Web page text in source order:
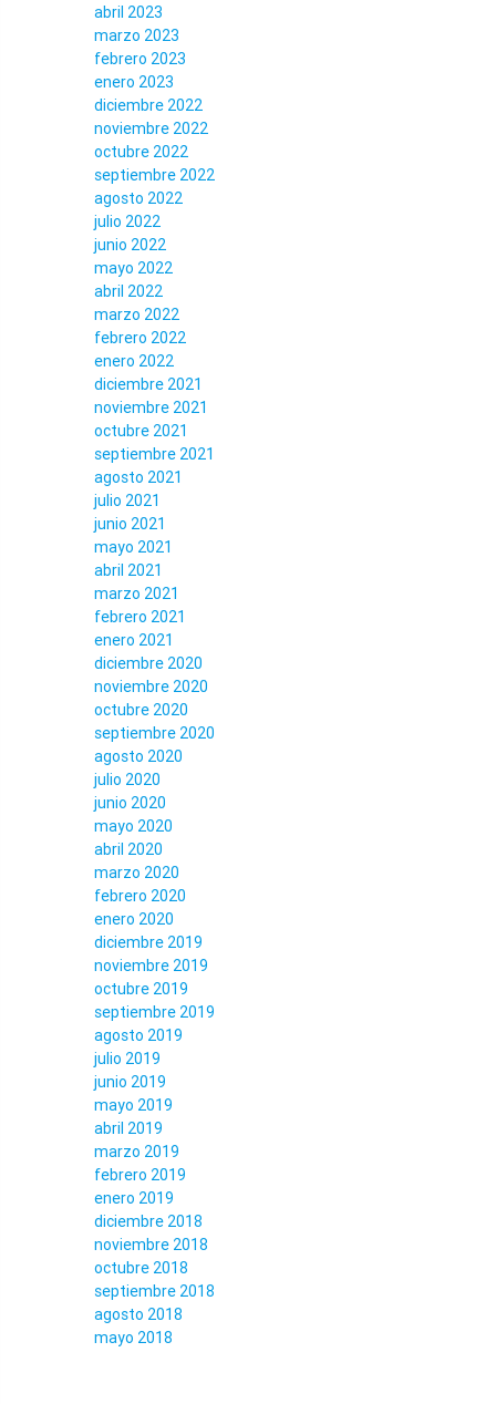
abril 2023
marzo 2023
febrero 2023
enero 2023
diciembre 2022
noviembre 2022
octubre 2022
septiembre 2022
agosto 2022
julio 2022
junio 2022
mayo 2022
abril 2022
marzo 2022
febrero 2022
enero 2022
diciembre 2021
noviembre 2021
octubre 2021
septiembre 2021
agosto 2021
julio 2021
junio 2021
mayo 2021
abril 2021
marzo 2021
febrero 2021
enero 2021
diciembre 2020
noviembre 2020
octubre 2020
septiembre 2020
agosto 2020
julio 2020
junio 2020
mayo 2020
abril 2020
marzo 2020
febrero 2020
enero 2020
diciembre 2019
noviembre 2019
octubre 2019
septiembre 2019
agosto 2019
julio 2019
junio 2019
mayo 2019
abril 2019
marzo 2019
febrero 2019
enero 2019
diciembre 2018
noviembre 2018
octubre 2018
septiembre 2018
agosto 2018
mayo 2018